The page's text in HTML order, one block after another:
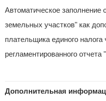
Автоматическое заполнение
земельных участков" как
плательщика единого налога
регламентированного
Дополнительная